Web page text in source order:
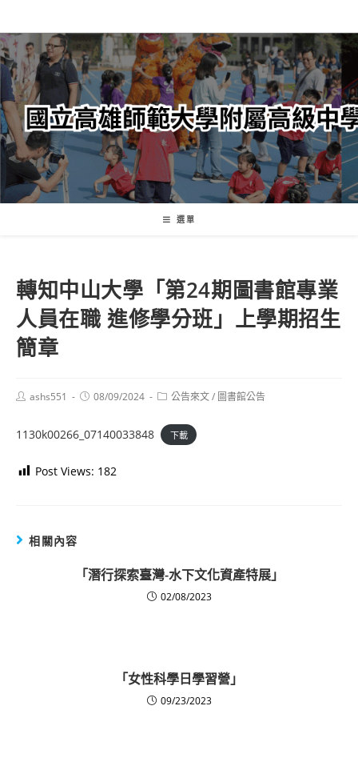
轉
至
主
內
容
選單
轉知中山大學「第24期圖書館專業
人員在職 進修學分班」上學期招生
簡章
Postashs551
Post08/09/2024
Post公告來文/ 圖書館公告
1130k00266_07140033848 下載
Post Views: 182
相關內容
「潛行探索臺灣-水下文化資產特展」
02/08/2023
「女性科學日學習營」
09/23/2023